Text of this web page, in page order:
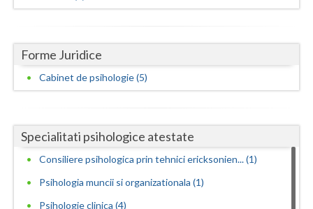
Forme Juridice
Cabinet de psihologie (5)
Specialitati psihologice atestate
Consiliere psihologica prin tehnici ericksonien... (1)
Psihologia muncii si organizationala (1)
Psihologie clinica (4)